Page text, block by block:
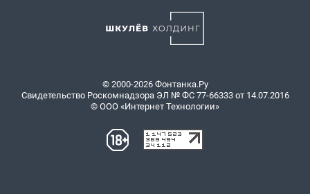
© 2000-2026 Фонтанка.Ру
Свидетельство Роскомнадзора ЭЛ № ФС 77-66333 от 14.07.2016
© ООО «Интернет Технологии»